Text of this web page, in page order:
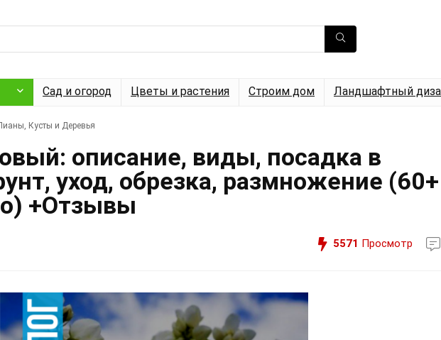
Сад и огород Цветы и растения Строим дом Ландшафтный
Кусты и Деревья
описание, виды, посадка в
уход, обрезка, размножение (60+
+Отзывы
5571 Просмотр